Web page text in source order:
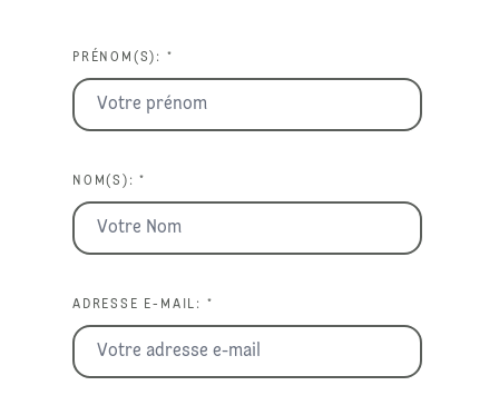
PRÉNOM(S): *
NOM(S): *
ADRESSE E-MAIL: *